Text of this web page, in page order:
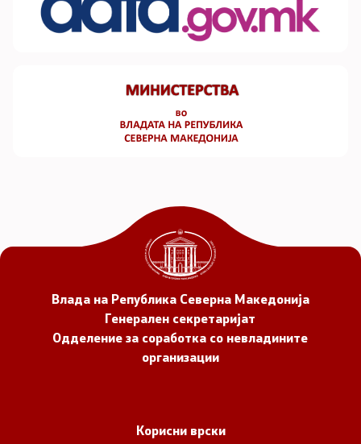
Влада на Република Северна Македонија
Генерален секретаријат
Одделение за соработка со невладините
организации
Корисни врски